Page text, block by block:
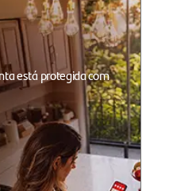
está protegida com